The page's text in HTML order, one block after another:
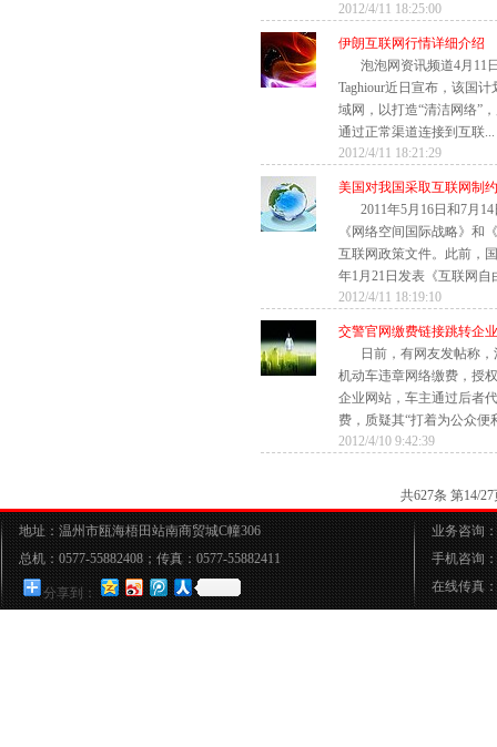
2012/4/11 18:25:00
伊朗互联网行情详细介绍
泡泡网资讯频道4月11
Taghiour近日宣布，该国
域网，以打造“清洁网络”
通过正常渠道连接到互联...
2012/4/11 18:21:29
美国对我国采取互联网制
2011年5月16日和7月
《网络空间国际战略》和
互联网政策文件。此前，
年1月21日发表《互联网自
2012/4/11 18:19:10
交警官网缴费链接跳转企
日前，有网友发帖称
机动车违章网络缴费，授
企业网站，车主通过后者
费，质疑其“打着为公众便
2012/4/10 9:42:39
共627条 第
地址：温州市瓯海梧田站南商贸城C幢306
总机：0577-55882408；传真：0577-55882411
分享到：
业务咨询
手机咨询
在线传真